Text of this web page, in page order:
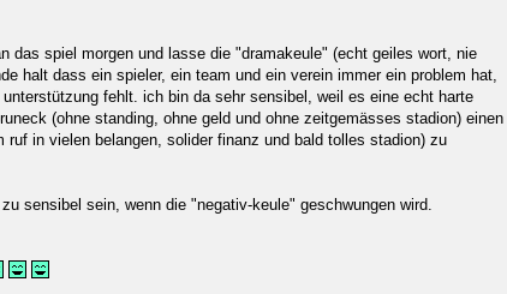
das spiel morgen und lasse die "dramakeule" (echt geiles wort, nie
halt dass ein spieler, ein team und ein verein immer ein problem hat,
fehlt. ich bin da sehr sensibel, weil es eine echt harte
(ohne standing, ohne geld und ohne zeitgemässes stadion) einen
ruf in vielen belangen, solider finanz und bald tolles stadion) zu
sensibel sein, wenn die "negativ-keule" geschwungen wird.